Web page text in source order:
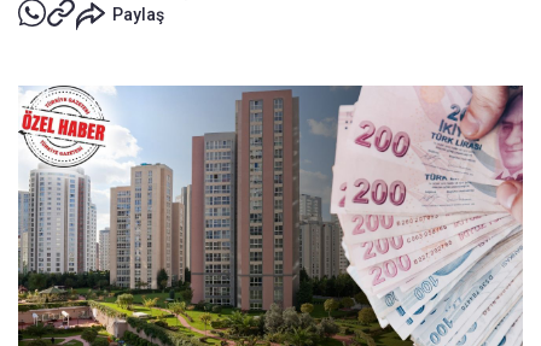
Paylaş